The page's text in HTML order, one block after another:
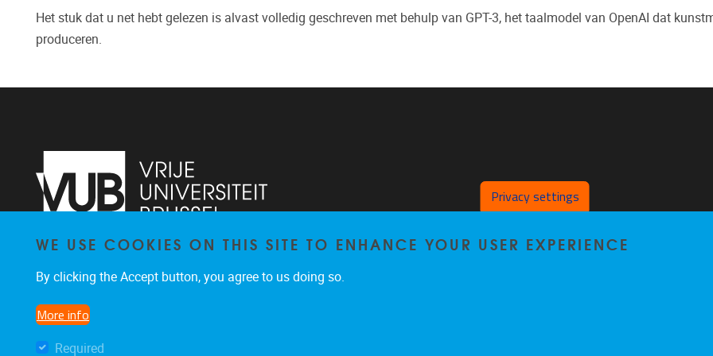
Het stuk dat u net hebt gelezen is alvast volledig geschreven met behulp van GPT-3, het taalmodel van OpenAI dat
produceren.
+32 2 629 83 21
Privacy settings
WE USE COOKIES ON THIS SITE TO ENHANCE YOUR USER EXPERIENCE
By clicking the Accept button, you agree to us doing so.
More info
Required